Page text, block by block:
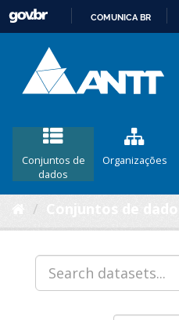
COMUNICA BR
Conjuntos de
dados
Organizações